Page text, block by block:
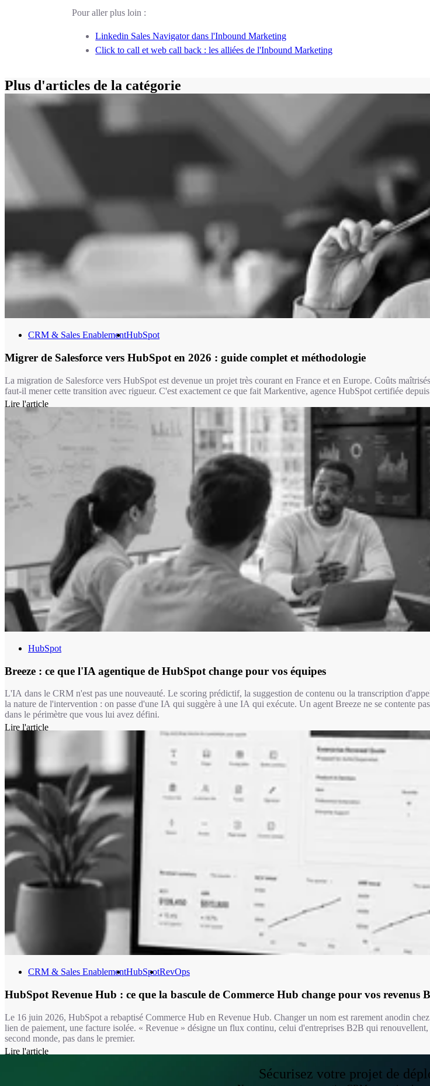
Pour aller plus loin :
Linkedin Sales Navigator dans l'Inbound Marketing
Click to call et web call back : les alliées de l'Inbound Marketing
Plus d'articles de la catégorie
CRM & Sales EnablementHubSpot
Migrer de Salesforce vers HubSpot en 2026 : guide complet et méthodologie
La migration de Salesforce vers HubSpot est devenue un projet très courant en France et en Europe. Coûts
faut-il mener cette transition avec rigueur. C'est exactement ce que fait Markentive, agence HubSpot certifiée
Lire l'article
HubSpot
Breeze : ce que l'IA agentique de HubSpot change pour vos équipes
L'IA dans le CRM n'est pas une nouveauté. Le scoring prédictif, la suggestion de contenu ou la transcription
la nature de l'intervention : on passe d'une IA qui suggère à une IA qui exécute. Un agent Breeze ne se contente
dans le périmètre que vous lui avez défini.
Lire l'article
CRM & Sales EnablementHubSpotRevOps
HubSpot Revenue Hub : ce que la bascule de Commerce Hub change pour vos revenus
Le 16 juin 2026, HubSpot a rebaptisé Commerce Hub en Revenue Hub. Changer un nom est rarement anodin
lien de paiement, une facture isolée. « Revenue » désigne un flux continu, celui d'entreprises B2B qui
second monde, pas dans le premier.
Lire l'article
Sécurisez votre projet de